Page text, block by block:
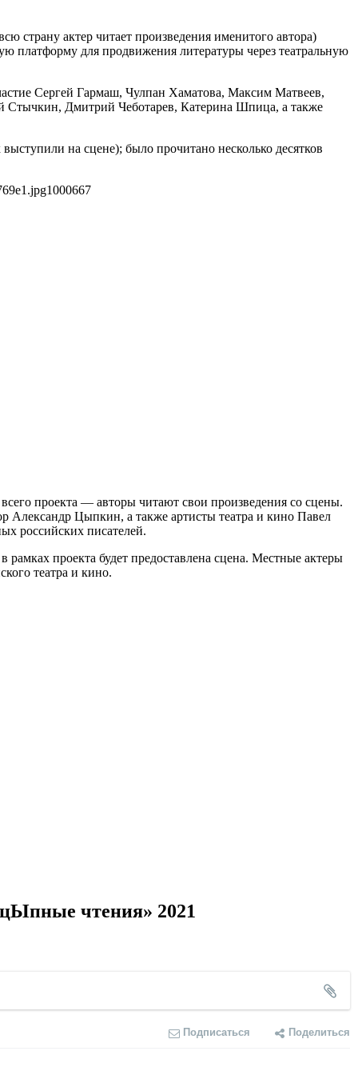
страну актер читает произведения именитого автора)
платформу для продвижения литературы через театральную
Сергей Гармаш, Чулпан Хаматова, Максим Матвеев,
Дмитрий Чеботарев, Катерина Шпица, а также
на сцене); было прочитано несколько десятков
1000667
проекта — авторы читают свои произведения со сцены.
Александр Цыпкин, а также артисты театра и кино Павел
российских писателей.
проекта будет предоставлена сцена. Местные актеры
театра и кино.
чтения» 2021
Подписаться Поделиться